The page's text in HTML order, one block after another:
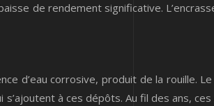
de rendement significative.
d’eau corrosive, produit de la rouille.
à ces dépôts. Au fil des ans,